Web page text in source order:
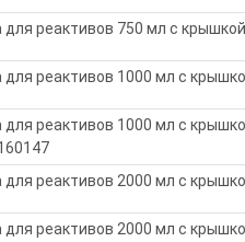
для реактивов 750 мл с
для реактивов 1000 мл с
для реактивов 1000 мл с
для реактивов 2000 мл с
для реактивов 2000 мл с